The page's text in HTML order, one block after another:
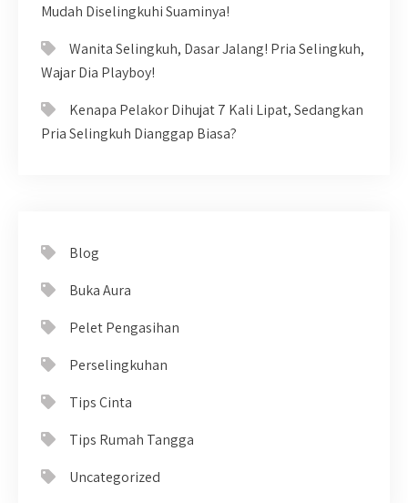
Mudah Diselingkuhi Suaminya!
Wanita Selingkuh, Dasar Jalang! Pria Selingkuh,
Wajar Dia Playboy!
Kenapa Pelakor Dihujat 7 Kali Lipat, Sedangkan
Pria Selingkuh Dianggap Biasa?
Blog
Buka Aura
Pelet Pengasihan
Perselingkuhan
Tips Cinta
Tips Rumah Tangga
Uncategorized